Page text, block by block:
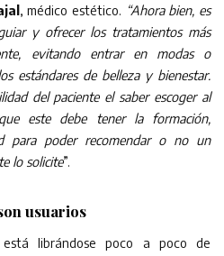
, médico estético. “Ahora bien, es
y ofrecer los tratamientos más
evitando entrar en modas o
estándares de belleza y bienestar.
del paciente el saber escoger al
este debe tener la formación,
para poder recomendar o no un
lo solicite”.
usuarios
librándose poco a poco de